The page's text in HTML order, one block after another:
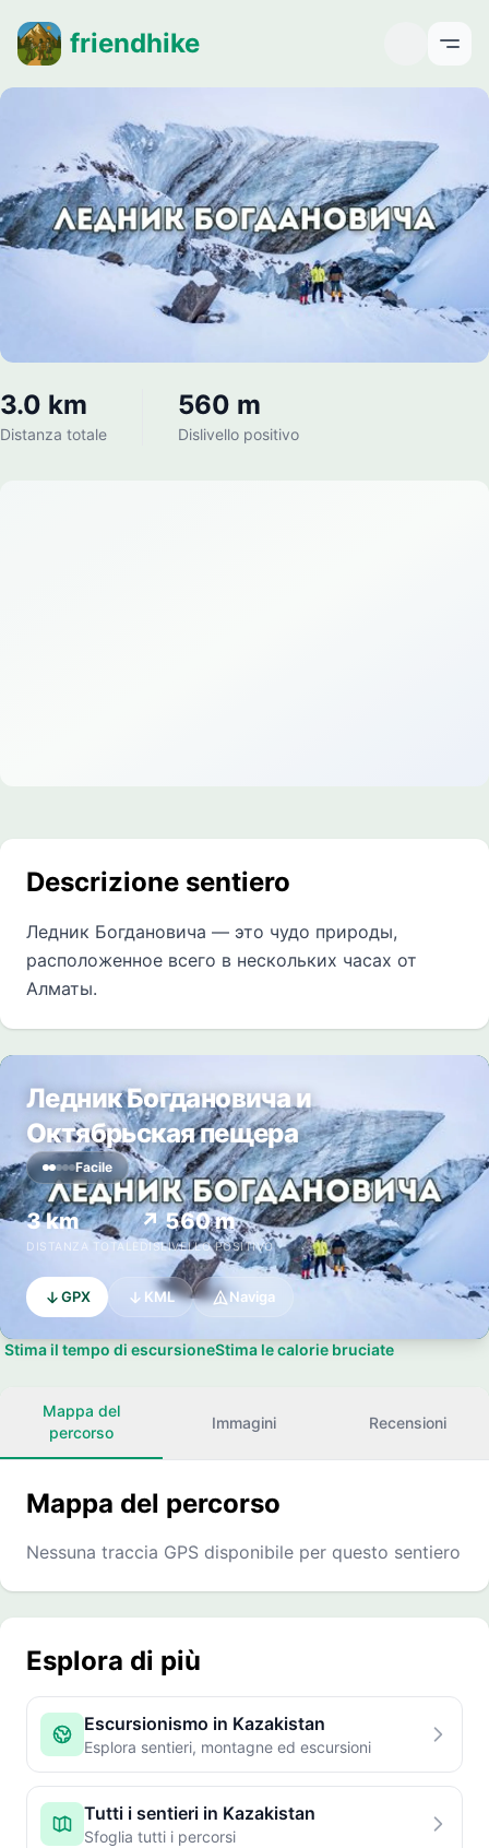
friendhike
3.0 km
Distanza totale
560 m
Dislivello positivo
Descrizione sentiero
Ледник Богдановича — это чудо природы,
расположенное всего в нескольких часах от
Алматы.
Ледник Богдановича и
Октябрьская пещера
Facile
3 km
DISTANZA TOTALE
↗ 560 m
DISLIVELLO POSITIVO
GPX KML Naviga
Stima il tempo di escursioneStima le calorie bruciate
Mappa del
percorso
Immagini Recensioni
Mappa del percorso
Nessuna traccia GPS disponibile per questo sentiero
Esplora di più
Escursionismo in Kazakistan
Esplora sentieri, montagne ed escursioni
Tutti i sentieri in Kazakistan
Sfoglia tutti i percorsi